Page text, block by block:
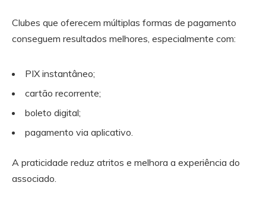
Clubes que oferecem múltiplas formas de pagamento
conseguem resultados melhores, especialmente com:
PIX instantâneo;
cartão recorrente;
boleto digital;
pagamento via aplicativo.
A praticidade reduz atritos e melhora a experiência do
associado.